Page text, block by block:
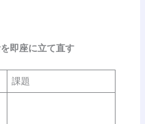
即座に立て直す
課題